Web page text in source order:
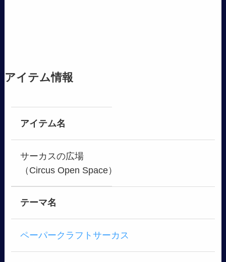
アイテム情報
アイテム名
サーカスの広場
（Circus Open Space）
テーマ名
ペーパークラフトサーカス